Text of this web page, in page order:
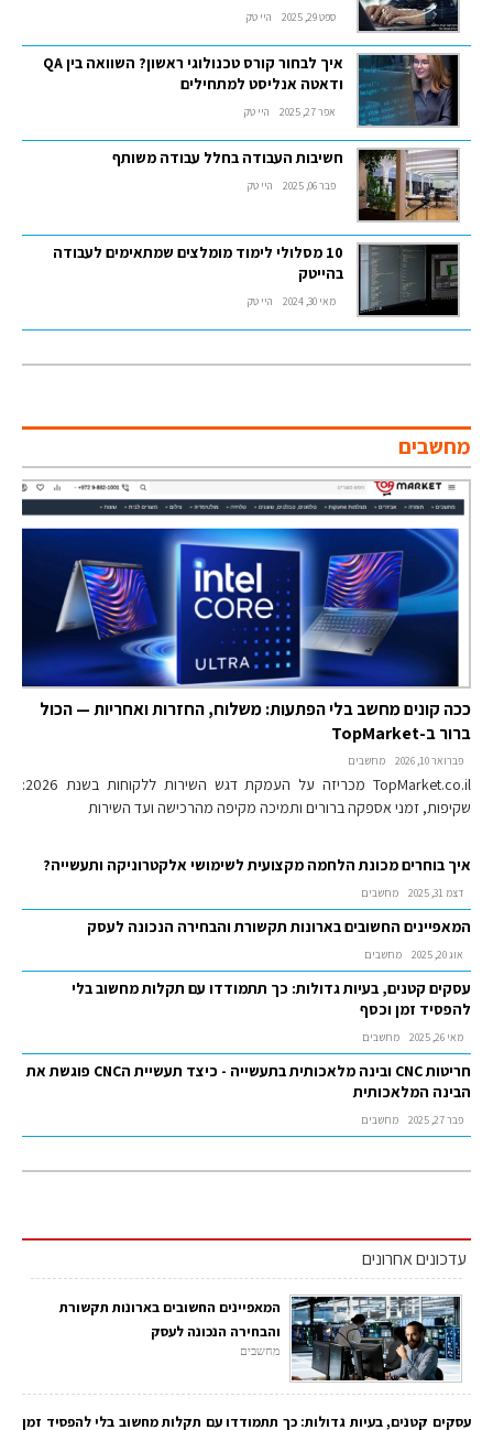
ספט 29, 2025 היי טק
איך לבחור קורס טכנולוגי ראשון? השוואה בין QA
ודאטה אנליסט למתחילים
אפר 27, 2025 היי טק
חשיבות העבודה בחלל עבודה משותף
פבר 06, 2025 היי טק
10 מסלולי לימוד מומלצים שמתאימים לעבודה
בהייטק
מאי 30, 2024 היי טק
מחשבים
ככה קונים מחשב בלי הפתעות: משלוח, החזרות ואחריות — הכול
ברור ב-TopMarket
פברואר 10, 2026 מחשבים
TopMarket.co.il מכריזה על העמקת דגש השירות ללקוחות בשנת 2026:
שקיפות, זמני אספקה ברורים ותמיכה מקיפה מהרכישה ועד השירות
איך בוחרים מכונת הלחמה מקצועית לשימושי אלקטרוניקה ותעשייה?
דצמ 31, 2025 מחשבים
המאפיינים החשובים בארונות תקשורת והבחירה הנכונה לעסק
אוג 20, 2025 מחשבים
עסקים קטנים, בעיות גדולות: כך תתמודדו עם תקלות מחשוב בלי
להפסיד זמן וכסף
מאי 26, 2025 מחשבים
חריטות CNC ובינה מלאכותית בתעשייה - כיצד תעשיית הCNC פוגשת את
הבינה המלאכותית
פבר 27, 2025 מחשבים
עדכונים אחרונים
המאפיינים החשובים בארונות תקשורת
והבחירה הנכונה לעסק
מחשבים
עסקים קטנים, בעיות גדולות: כך תתמודדו עם תקלות מחשוב בלי להפסיד זמן